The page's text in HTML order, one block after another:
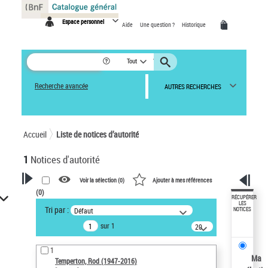
Espace personnel Aide Une question ? Historique
Tout
Recherche avancée AUTRES RECHERCHES
Accueil Liste de notices d’autorité
1 Notices d'autorité
VOTRE RECHERCHE
Recherche avancée dans les
notices d’autorité
Œuvres liées à l'auteur :
Temperton, Rod (1947-2016)
Voir la sélection (0) Ajouter à mes références
(0)
Tri par : Défaut
sur 1
20
résultats/page
1
Temperton, Rod (1947-2016)
RÉCUPÉRER
LES
NOTICES
Ma
Panneau de gestion des cookies